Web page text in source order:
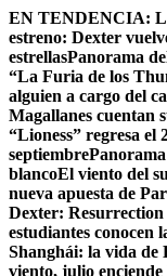
Skip
to
content
EN TENDENCIA:
estreno: Dexter
estrellasPanorama
“La Furia de los
alguien a cargo del
Magallanes cuentan
“Lioness” regresa el
septiembre
blancoEl viento del
nueva apuesta de
Dexter:
estudiantes conocen
Shanghái: la vida de
viento, julio